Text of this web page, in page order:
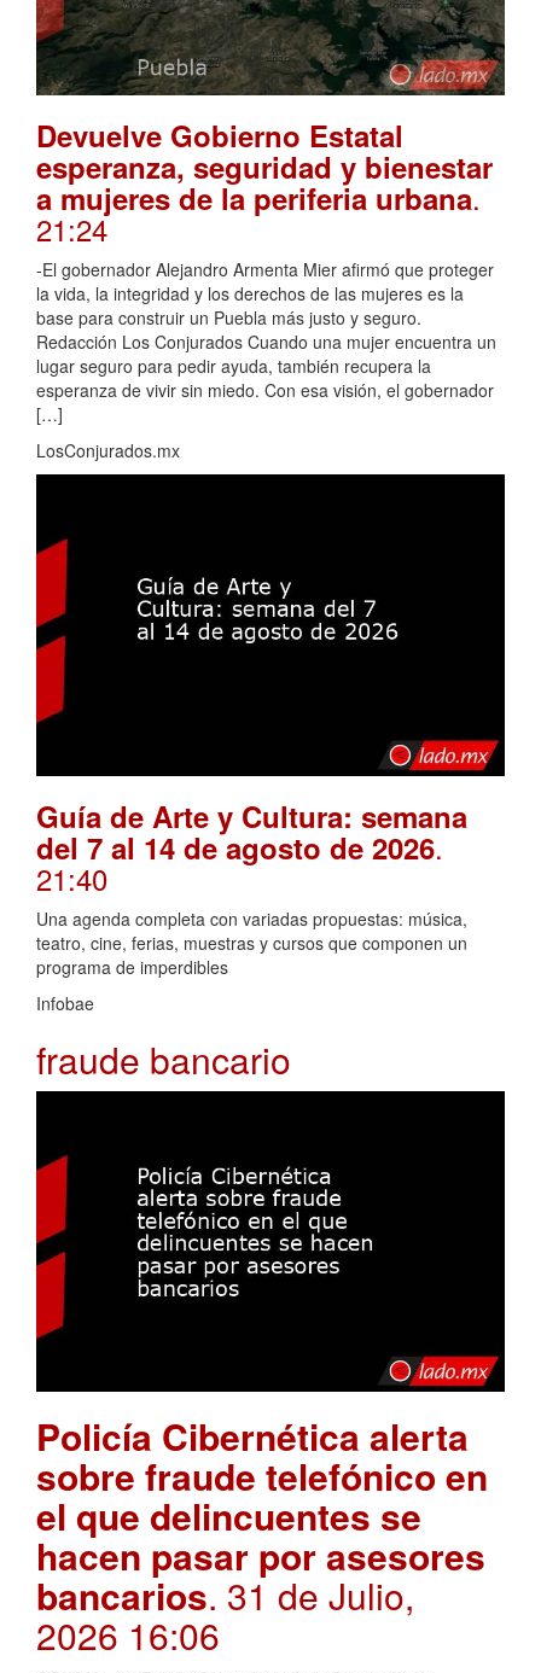
Devuelve Gobierno Estatal
esperanza, seguridad y bienestar
a mujeres de la periferia urbana.
21:24
-El gobernador Alejandro Armenta Mier afirmó que proteger
la vida, la integridad y los derechos de las mujeres es la
base para construir un Puebla más justo y seguro.
Redacción Los Conjurados Cuando una mujer encuentra un
lugar seguro para pedir ayuda, también recupera la
esperanza de vivir sin miedo. Con esa visión, el gobernador
[…]
LosConjurados.mx
Guía de Arte y Cultura: semana
del 7 al 14 de agosto de 2026.
21:40
Una agenda completa con variadas propuestas: música,
teatro, cine, ferias, muestras y cursos que componen un
programa de imperdibles
Infobae
fraude bancario
Policía Cibernética alerta
sobre fraude telefónico en
el que delincuentes se
hacen pasar por asesores
bancarios. 31 de Julio,
2026 16:06